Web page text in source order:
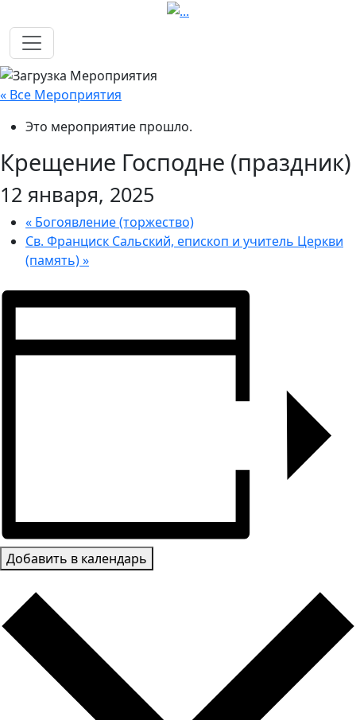
« Все Мероприятия
Это мероприятие прошло.
Крещение Господне (праздник)
12 января, 2025
« Богоявление (торжество)
Св. Франциск Сальский, епископ и учитель Церкви
(память)»
Добавить в календарь